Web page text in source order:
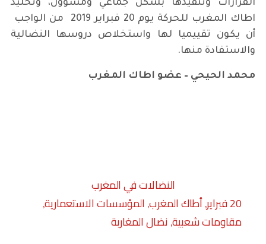
القرارات وتنفيذها بشكل جماعي ومسؤول، وتخليد
اطاك المغرب للحركة يوم 20 فبراير 2019 من الواجب
أن يكون تقييميا لها واستخلاص دروسها النضالية
والاستفادة منها.
محمد الحيحي – عضو اطاك المغرب
النضالات في المغرب
20 فبراير
, أطاك المغرب, المؤسسات الاستعمارية,
مقاومات شعبية, نضال المغاربة